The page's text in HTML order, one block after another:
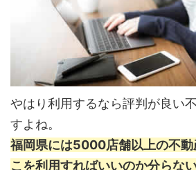
やはり利用するなら評判が良い
すよね。
福岡県には5000店舗以上の不
こを利用すればいいのか分らな